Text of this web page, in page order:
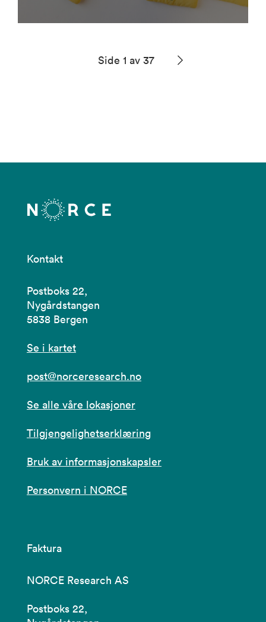
Side 1 av 37
Kontakt
Postboks 22,
Nygårdstangen
5838 Bergen
Se i kartet
post@norceresearch.no
Se alle våre lokasjoner
Tilgjengelighetserklæring
Bruk av informasjonskapsler
Personvern i NORCE
Faktura
NORCE Research AS
Postboks 22,